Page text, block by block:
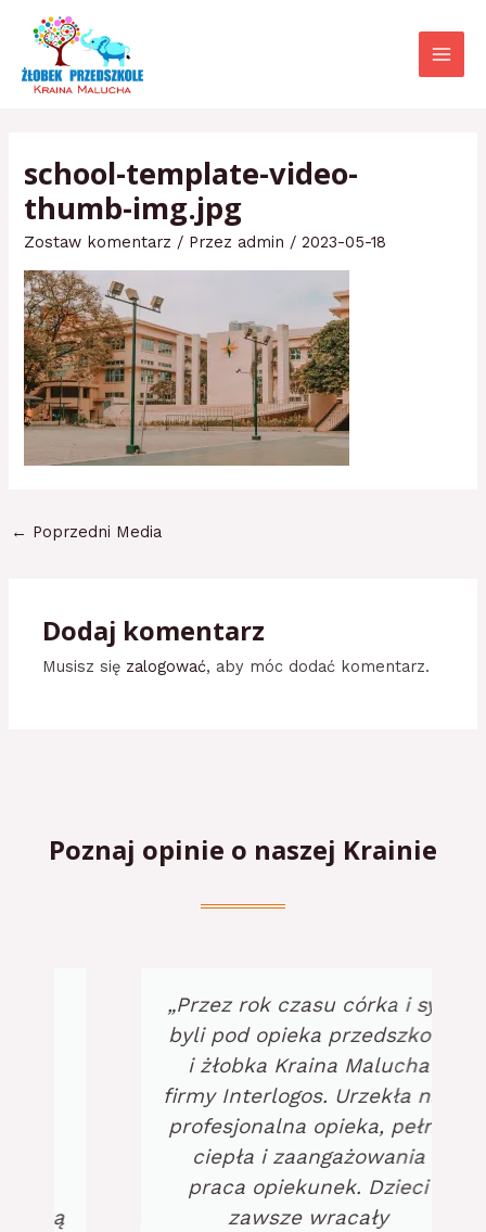
Przejdź
treści
Menu
school-template-video-
thumb-img.jpg
Zostaw komentarz / Przez admin /2023-05-18
← Poprzedni Media
Dodaj komentarz
Musisz się zalogować, aby móc dodać komentarz.
Poznaj opinie o naszej Krainie
„Przez rok czasu córka i syn
byli pod opieka przedszkola
i żłobka Kraina Malucha
firmy Interlogos. Urzekła nas
profesjonalna opieka, pełne
ciepła i zaangażowania
praca opiekunek. Dzieci
zawsze wracały